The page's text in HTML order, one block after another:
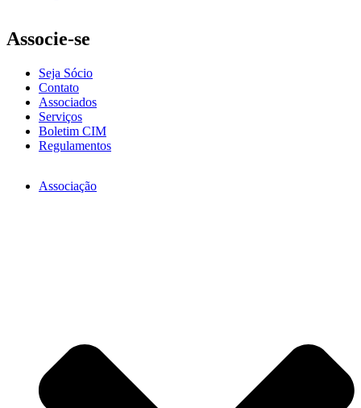
Associe-se
Seja Sócio
Contato
Associados
Serviços
Boletim CIM
Regulamentos
Associação